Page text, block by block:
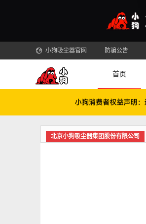
小狗吸尘器官网 防骗公告
首页
北京小狗吸尘器集团股份有限公司